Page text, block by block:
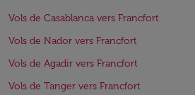
Vols de Casablanca vers Francfort
Vols de Nador vers Francfort
Vols de Agadir vers Francfort
Vols de Tanger vers Francfort